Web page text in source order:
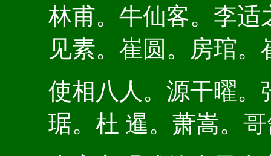
林甫。牛仙客。李适
见素。崔圆。房琯。
使相八人。源干曜。
琚。杜 暹。萧嵩。